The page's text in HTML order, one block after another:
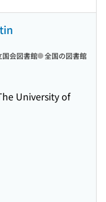
University of
国会図書館 全国の図書館